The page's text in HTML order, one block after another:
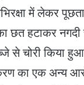
में लेकर
छत हटाकर
से चोरी किया
का एक अन्य